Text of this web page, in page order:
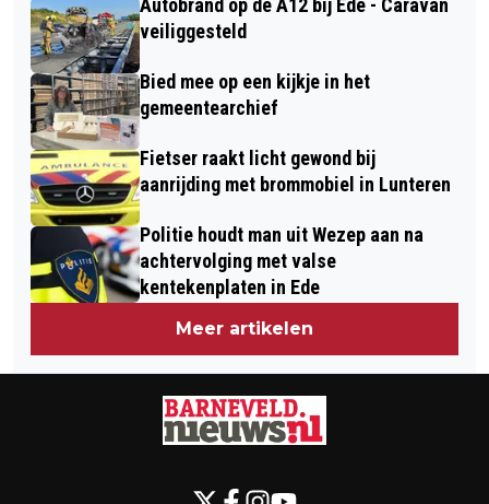
Autobrand op de A12 bij Ede - Caravan
veiliggesteld
Bied mee op een kijkje in het
gemeentearchief
Fietser raakt licht gewond bij
aanrijding met brommobiel in Lunteren
Politie houdt man uit Wezep aan na
achtervolging met valse
kentekenplaten in Ede
Meer artikelen